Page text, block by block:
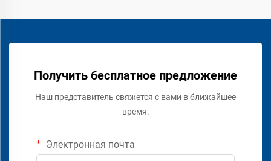
Получить бесплатное предложение
Наш представитель свяжется с вами в ближайшее
время.
Электронная почта